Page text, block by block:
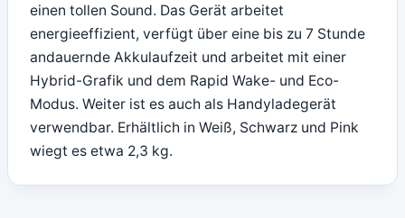
einen tollen Sound. Das Gerät arbeitet
energieeffizient, verfügt über eine bis zu 7 Stunde
andauernde Akkulaufzeit und arbeitet mit einer
Hybrid-Grafik und dem Rapid Wake- und Eco-
Modus. Weiter ist es auch als Handyladegerät
verwendbar. Erhältlich in Weiß, Schwarz und Pink
wiegt es etwa 2,3 kg.